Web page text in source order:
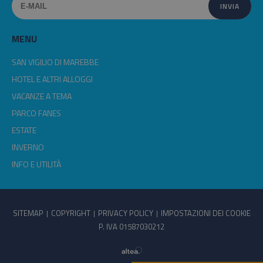
MENU
SAN VIGILIO DI MAREBBE
HOTEL E ALTRI ALLOGGI
VACANZE A TEMA
PARCO FANES
ESTATE
INVERNO
INFO E UTILITÀ
SITEMAP COPYRIGHT PRIVACY POLICY
IMPOSTAZIONI DEI COOKIE
P. IVA 01587030212